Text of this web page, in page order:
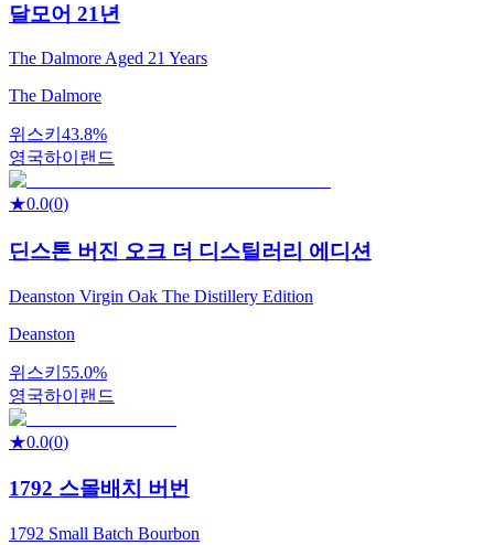
달모어 21년
The Dalmore Aged 21 Years
The Dalmore
위스키 43.8%
영국하이랜드
★0.0(0)
딘스톤 버진 오크 더 디스틸러리 에디션
Deanston Virgin Oak The Distillery Edition
Deanston
위스키 55.0%
영국하이랜드
★0.0(0)
1792 스몰배치 버번
1792 Small Batch Bourbon